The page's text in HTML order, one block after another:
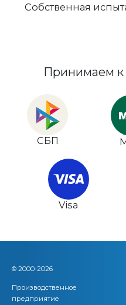
Собственная
Принимаем к
СБП
Visa
© 2000-2026
Производственное
предприятие